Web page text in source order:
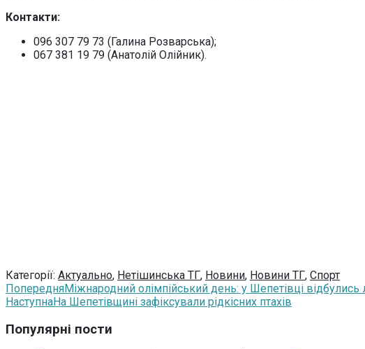
Контакти:
096 307 79 73 (Галина Розварська);
067 381 19 79 (Анатолій Олійник).
Категорії: Актуально, Нетішинська ТГ, Новини, Новини ТГ, Спорт
ПопередняМіжнародний олімпійський день: у Шепетівці відбулись
НаступнаНа Шепетівщині зафіксували рідкісних птахів
Популярні пости